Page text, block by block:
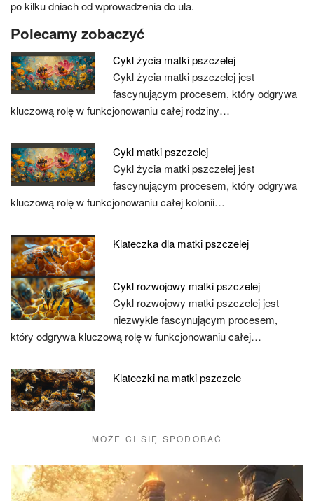
po kilku dniach od wprowadzenia do ula.
Polecamy zobaczyć
Cykl życia matki pszczelej
Cykl życia matki pszczelej jest
fascynującym procesem, który odgrywa
kluczową rolę w funkcjonowaniu całej rodziny…
Cykl matki pszczelej
Cykl życia matki pszczelej jest
fascynującym procesem, który odgrywa
kluczową rolę w funkcjonowaniu całej kolonii…
Klateczka dla matki pszczelej
Cykl rozwojowy matki pszczelej
Cykl rozwojowy matki pszczelej jest
niezwykle fascynującym procesem,
który odgrywa kluczową rolę w funkcjonowaniu całej…
Klateczki na matki pszczele
MOŻE CI SIĘ SPODOBAĆ